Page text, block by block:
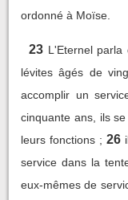
ordonné à Moïse.
23 L'Eternel
lévites âgés de
accomplir un
cinquante ans, ils
leurs fonctions ; 26
service dans la
eux-mêmes de